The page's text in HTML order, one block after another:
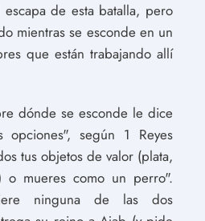
de esta batalla, pero
mientras se esconde en un
que están trabajando allí
dónde se esconde le dice
según 1 Reyes
tus objetos de valor (plata,
o mueres como un perro".
ninguna de las dos